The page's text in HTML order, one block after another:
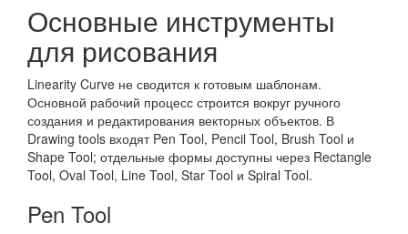
Основные инструменты
для рисования
Linearity Curve не сводится к готовым шаблонам.
Основной рабочий процесс строится вокруг ручного
создания и редактирования векторных объектов. В
Drawing tools входят Pen Tool, Pencil Tool, Brush Tool и
Shape Tool; отдельные формы доступны через Rectangle
Tool, Oval Tool, Line Tool, Star Tool и Spiral Tool.
Pen Tool